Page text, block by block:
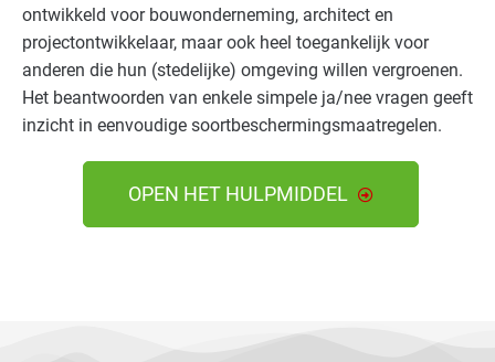
ontwikkeld voor bouwonderneming, architect en
projectontwikkelaar, maar ook heel toegankelijk voor
anderen die hun (stedelijke) omgeving willen vergroenen.
Het beantwoorden van enkele simpele ja/nee vragen geeft
inzicht in eenvoudige soortbeschermingsmaatregelen.
OPEN HET HULPMIDDEL